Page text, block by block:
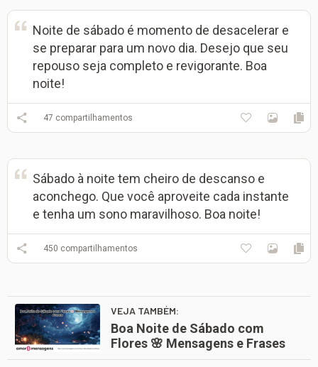
Noite de sábado é momento de desacelerar e
se preparar para um novo dia. Desejo que seu
repouso seja completo e revigorante. Boa
noite!
47 compartilhamentos
Sábado à noite tem cheiro de descanso e
aconchego. Que você aproveite cada instante
e tenha um sono maravilhoso. Boa noite!
450 compartilhamentos
VEJA TAMBÉM:
Boa Noite de Sábado com
Flores 🌸 Mensagens e Frases